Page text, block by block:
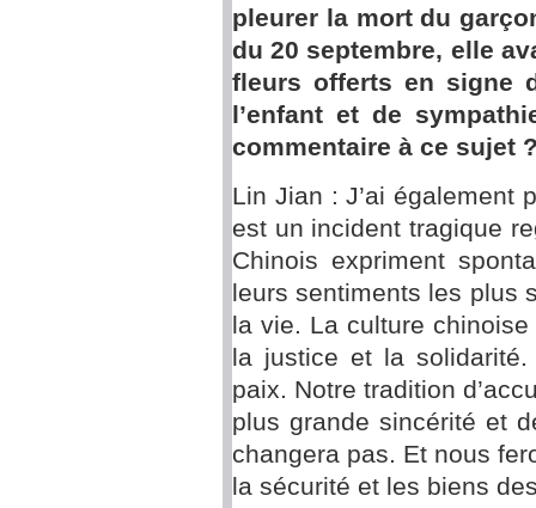
pleurer la mort du
du 20 septembre, elle
fleurs offerts en signe
l’enfant et de
commentaire à ce sujet
Lin Jian : J’ai également
est un incident tragique
Chinois expriment
leurs sentiments les plus
la vie. La culture
la justice et la solidarité.
paix. Notre tradition
plus grande sincérité et
changera pas. Et nous
la sécurité et les biens